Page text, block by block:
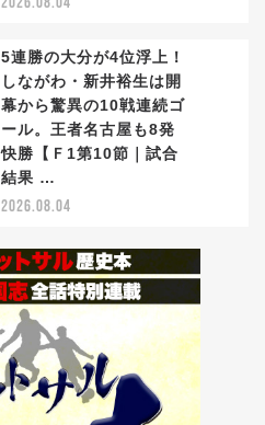
2026.08.04
5連勝の大分が4位浮上！
しながわ・新井裕生は開
幕から驚異の10戦連続ゴ
ール。王者名古屋も8発
快勝【Ｆ1第10節｜試合
結果 …
2026.08.04